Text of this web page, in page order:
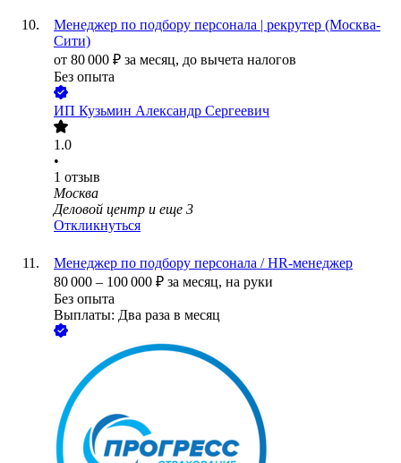
Менеджер по подбору персонала | рекрутер (Москва-
Сити)
от 80 000 ₽ за месяц, до вычета налогов
Без опыта
ИП Кузьмин Александр Сергеевич
1.0
•
1 отзыв
Москва
Деловой центр и еще 3
Откликнуться
Менеджер по подбору персонала / HR-менеджер
80 000 – 100 000 ₽ за месяц, на руки
Без опыта
Выплаты: Два раза в месяц